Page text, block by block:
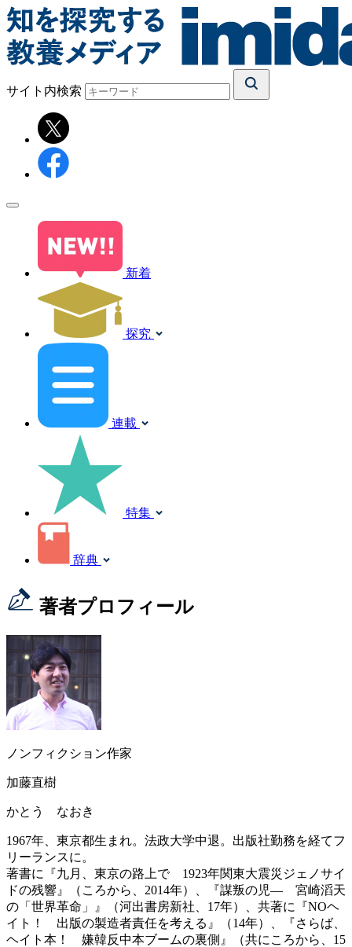
サイト内検索
新着
探究
連載
特集
辞典
著者プロフィール
ノンフィクション作家
加藤直樹
かとう なおき
1967年、東京都生まれ。法政大学中退。出版社勤務を経てフ
リーランスに。
著書に『九月、東京の路上で 1923年関東大震災ジェノサイ
ドの残響』（ころから、2014年）、『謀叛の児― 宮崎滔天
の「世界革命」』（河出書房新社、17年）、共著に『NOヘ
イト！ 出版の製造者責任を考える』（14年）、『さらば、
ヘイト本！ 嫌韓反中本ブームの裏側』（共にころから、15